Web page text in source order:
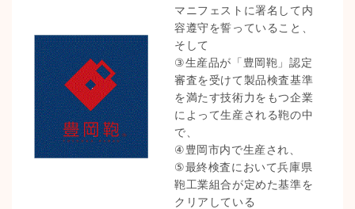
マニフェストに署名して内
容遵守を誓っていること、
そして
③生産品が「豊岡鞄」認定
審査を受けて製品検査基準
を満たす技術力をもつ企業
によって生産される鞄の中
で、
④豊岡市内で生産され、
⑤最終検査において兵庫県
鞄工業組合が定めた基準を
クリアしている